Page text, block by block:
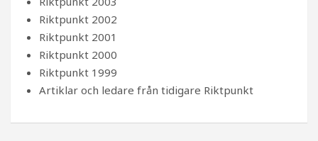
Riktpunkt 2002
Riktpunkt 2001
Riktpunkt 2000
Riktpunkt 1999
Artiklar och ledare från tidigare Riktpunkt